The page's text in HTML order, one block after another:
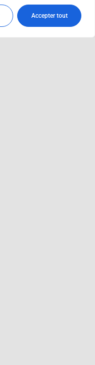
Accepter tout